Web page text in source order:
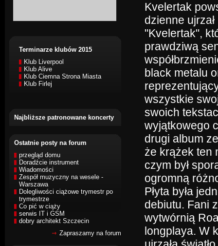
Terminarze klubów 2015
Klub Liverpool
Klub Alive
Klub Ciemna Strona Miasta
Klub Firlej
Najbliższe patronowane koncerty
Ostatnie posty na forum
przegląd domu
Doradźcie instrument
Wiadomości
Zespół muzyczny na wesele -
Warszawa
Dolegliwości ciążowe trymestr po
trymestrze
Co pić w ciąży
serwis IT i GSM
dobry architekt Szczecin
Zapraszamy na forum
Kvelertak
dzienne
"Kvelertak",
prawdziwą
black metalu
wszystkie
swoich
wyjątkowego
drugi album
że krążek ten
czym był
ogromną
Płyta była
debiutu. Fani
wytwórnią
longplaya. W